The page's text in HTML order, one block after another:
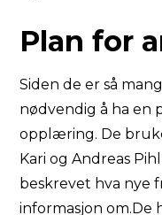
Plan for
Siden de er så
nødvendig å ha en
opplæring. De
Kari og Andreas
beskrevet hva nye
informasjon om.De